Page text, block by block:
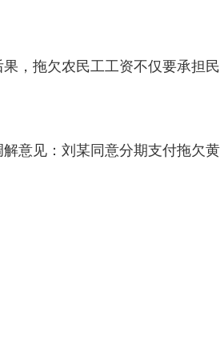
，拖欠农民工工资不仅要承担
意见：刘某同意分期支付拖欠